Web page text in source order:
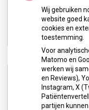
Gaardedreef 175
2723 AZ Zoetermeer
Website
Terug naar website
Wij gebruiken
website goed
cookies en
toestemming.
Voor
Matomo en
werken wij
en Reviews),
Instagram, X
partijen